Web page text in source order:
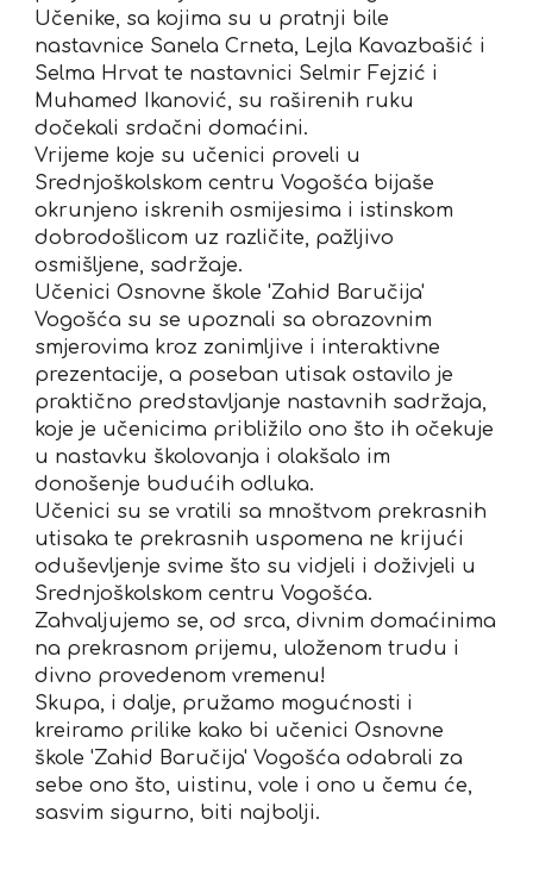
Učenike, sa kojima su u pratnji bile
nastavnice Sanela Crneta, Lejla Kavazbašić i
Selma Hrvat te nastavnici Selmir Fejzić i
Muhamed Ikanović, su raširenih ruku
dočekali srdačni domaćini.
Vrijeme koje su učenici proveli u
Srednjoškolskom centru Vogošća bijaše
okrunjeno iskrenih osmijesima i istinskom
dobrodošlicom uz različite, pažljivo
osmišljene, sadržaje.
Učenici Osnovne škole 'Zahid Baručija'
Vogošća su se upoznali sa obrazovnim
smjerovima kroz zanimljive i interaktivne
prezentacije, a poseban utisak ostavilo je
praktično predstavljanje nastavnih sadržaja,
koje je učenicima približilo ono što ih očekuje
u nastavku školovanja i olakšalo im
donošenje budućih odluka.
Učenici su se vratili sa mnoštvom prekrasnih
utisaka te prekrasnih uspomena ne krijući
oduševljenje svime što su vidjeli i doživjeli u
Srednjoškolskom centru Vogošća.
Zahvaljujemo se, od srca, divnim domaćinima
na prekrasnom prijemu, uloženom trudu i
divno provedenom vremenu!
Skupa, i dalje, pružamo mogućnosti i
kreiramo prilike kako bi učenici Osnovne
škole 'Zahid Baručija' Vogošća odabrali za
sebe ono što, uistinu, vole i ono u čemu će,
sasvim sigurno, biti najbolji.